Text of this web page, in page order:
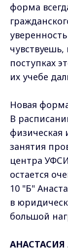
форма
поступках
их учебе
Новая
В
физическая
занятия
центра
остается
10 "Б"
в
большой